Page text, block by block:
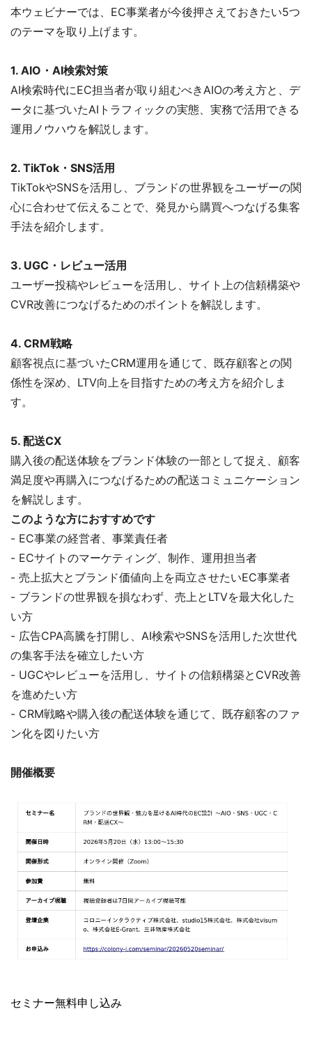
本ウェビナーでは、EC事業者が今後押さえておきたい5つ
のテーマを取り上げます。
1. AIO・AI検索対策
AI検索時代にEC担当者が取り組むべきAIOの考え方と、デ
ータに基づいたAIトラフィックの実態、実務で活用できる
運用ノウハウを解説します。
2. TikTok・SNS活用
TikTokやSNSを活用し、ブランドの世界観をユーザーの関
心に合わせて伝えることで、発見から購買へつなげる集客
手法を紹介します。
3. UGC・レビュー活用
ユーザー投稿やレビューを活用し、サイト上の信頼構築や
CVR改善につなげるためのポイントを解説します。
4. CRM戦略
顧客視点に基づいたCRM運用を通じて、既存顧客との関
係性を深め、LTV向上を目指すための考え方を紹介しま
す。
5. 配送CX
購入後の配送体験をブランド体験の一部として捉え、顧客
満足度や再購入につなげるための配送コミュニケーション
を解説します。
このような方におすすめです
- EC事業の経営者、事業責任者
- ECサイトのマーケティング、制作、運用担当者
- 売上拡大とブランド価値向上を両立させたいEC事業者
- ブランドの世界観を損なわず、売上とLTVを最大化した
い方
- 広告CPA高騰を打開し、AI検索やSNSを活用した次世代
の集客手法を確立したい方
- UGCやレビューを活用し、サイトの信頼構築とCVR改善
を進めたい方
- CRM戦略や購入後の配送体験を通じて、既存顧客のファ
ン化を図りたい方
開催概要
セミナー無料申し込み